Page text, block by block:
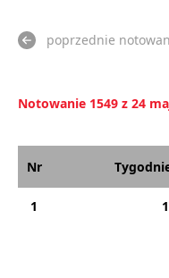
poprzednie
Notowanie 1549 z 24
Nr
1